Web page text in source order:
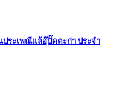
ระเพณีแล้อุ๊ปั๊ดตะก่า ประจำ